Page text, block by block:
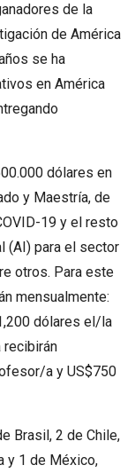
de la
de América
se ha
en América
dólares en
y Maestría, de
19 y el resto
(AI) para el sector
otros. Para este
mensualmente:
dólares el/la
recibirán
a y US$750
Brasil, 2 de Chile,
y 1 de México,